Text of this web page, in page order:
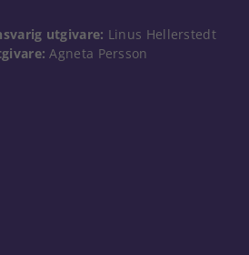
utgivare: Linus Hellerstedt
Agneta Persson
taget ska
fungera.